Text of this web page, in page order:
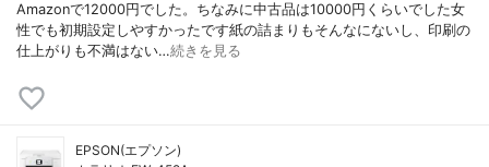
Amazonで12000円でした。ちなみに中古品は10000円くらいでした女
性でも初期設定しやすかったです紙の詰まりもそんなにないし、印刷の
仕上がりも不満はない…続きを見る
EPSON(エプソン)